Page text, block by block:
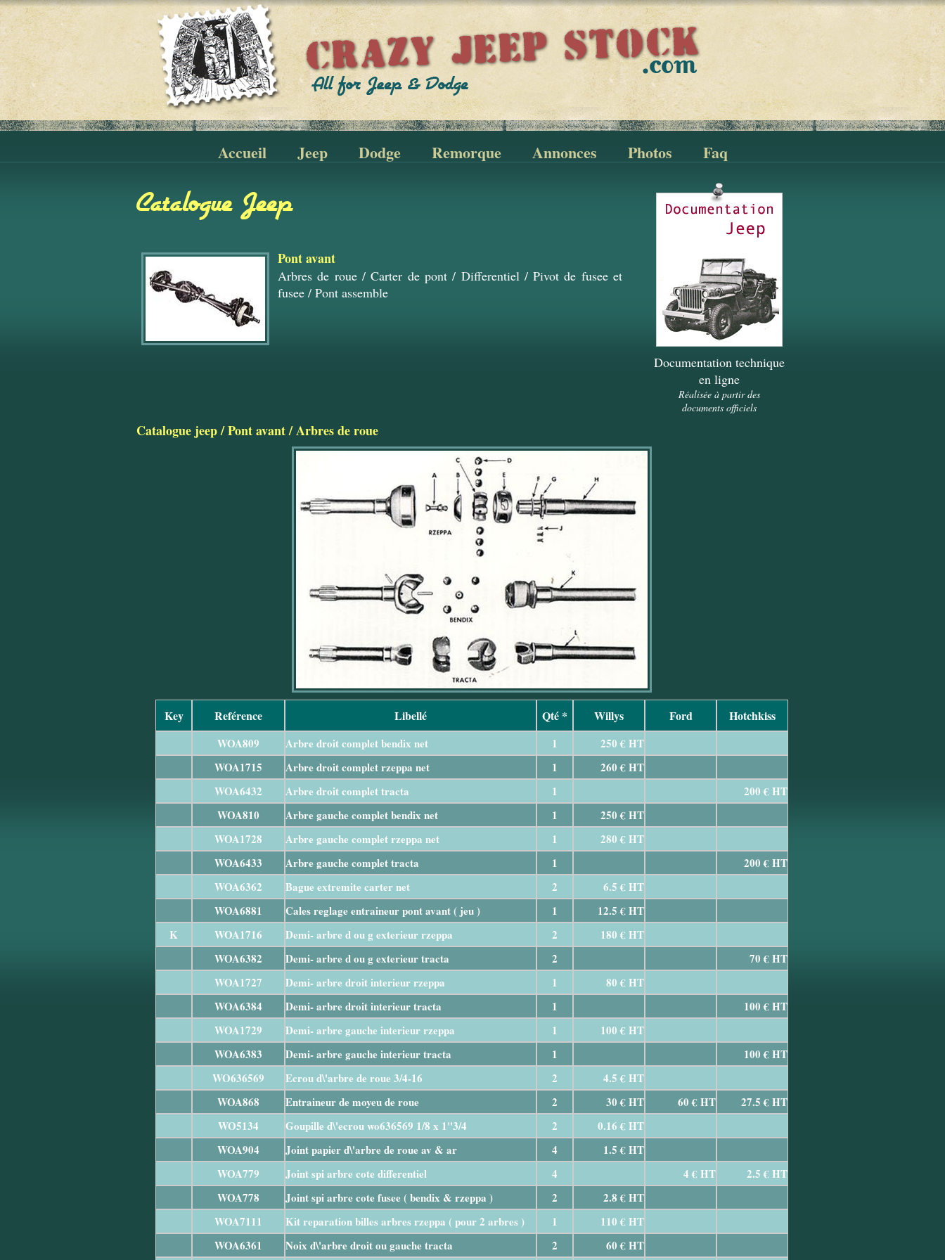
Accueil Jeep Dodge Remorque Annonces Photos Faq
Documentation technique
en ligne
Réalisée à partir des
documents officiels
Catalogue Jeep
Pont avant
Arbres de roue/Carter de pont/ Differentiel/Pivot de fusee et
fusee / Pont assemble
Catalogue jeep/Pont avant/Arbres de roue
Key Reférence Libellé Qté * Willys Ford Hotchkiss
WOA809 Arbre droit complet bendix net 1
250 € HT
WOA1715
Arbre droit complet rzeppa net 1
260 € HT
WOA6432
Arbre droit complet tracta 1
200 € HT
WOA810
Arbre gauche complet bendix net 1
250 € HT
WOA1728
Arbre gauche complet rzeppa net 1
280 € HT
WOA6433
Arbre gauche complet tracta 1
200 € HT
WOA6362
Bague extremite carter net 2
6.5 € HT
WOA6881
Cales reglage entraineur pont avant ( jeu ) 1
12.5 € HT
K
WOA1716 Demi- arbre d ou g exterieur rzeppa 2
180 € HT
WOA6382
Demi- arbre d ou g exterieur tracta 2
70 € HT
WOA1727
Demi- arbre droit interieur rzeppa 1
80 € HT
WOA6384
Demi- arbre droit interieur tracta 1
100 € HT
WOA1729
Demi- arbre gauche interieur rzeppa 1
100 € HT
WOA6383
Demi- arbre gauche interieur tracta 1
100 € HT
WO636569
Ecrou d\'arbre de roue 3/4-16 2
4.5 € HT
WOA868
Entraineur de moyeu de roue 2 30 € HT 60 € HT
27.5 € HT
WO5134
Goupille d\'ecrou wo636569 1/8 x 1"3/4 2
0.16 € HT
WOA904
Joint papier d\'arbre de roue av & ar 4
1.5 € HT
WOA779
Joint spi arbre cote differentiel 4 4 € HT
2.5 € HT
WOA778
Joint spi arbre cote fusee ( bendix & rzeppa ) 2
2.8 € HT
WOA7111
Kit reparation billes arbres rzeppa ( pour 2 arbres ) 1
110 € HT
WOA6361
Noix d\'arbre droit ou gauche tracta 2 60 € HT